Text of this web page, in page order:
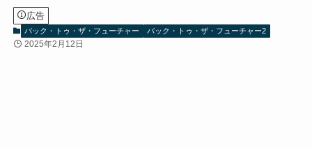
広告
バック・トゥ・ザ・フューチャー バック・トゥ・ザ・フューチャー2
2025年2月12日